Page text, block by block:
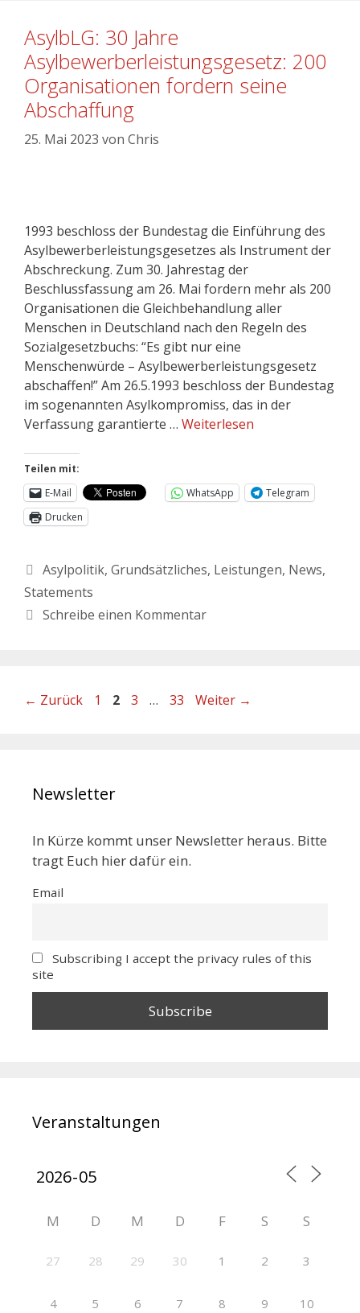
AsylbLG: 30 Jahre
Asylbewerberleistungsgesetz: 200
Organisationen fordern seine
Abschaffung
25. Mai 2023 von Chris
1993 beschloss der Bundestag die Einführung des
Asylbewerberleistungsgesetzes als Instrument der
Abschreckung. Zum 30. Jahrestag der
Beschlussfassung am 26. Mai fordern mehr als 200
Organisationen die Gleichbehandlung aller
Menschen in Deutschland nach den Regeln des
Sozialgesetzbuchs: “Es gibt nur eine
Menschenwürde – Asylbewerberleistungsgesetz
abschaffen!” Am 26.5.1993 beschloss der Bundestag
im sogenannten Asylkompromiss, das in der
Verfassung garantierte … Weiterlesen
Teilen mit:
E-Mail
WhatsApp
Telegram
Drucken
Asylpolitik, Grundsätzliches, Leistungen, News,
Statements
Schreibe einen Kommentar
← Zurück 1 2 3 … 33 Weiter →
Newsletter
In Kürze kommt unser Newsletter heraus. Bitte
tragt Euch hier dafür ein.
Email
Subscribing I accept the privacy rules of this
site
Veranstaltungen
M D M D F S S
27 28 29 30 1 2 3
4 5 6 7 8 9 10